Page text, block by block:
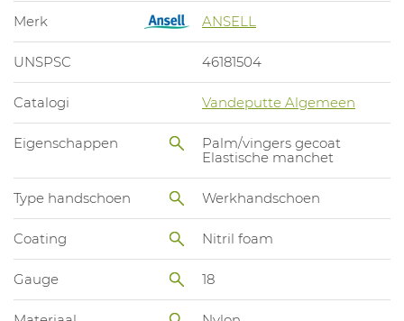
Merk ANSELL
UNSPSC 46181504
Catalogi Vandeputte Algemeen
Eigenschappen
Palm/vingers gecoat
Elastische manchet
Type handschoen Werkhandschoen
Coating Nitril foam
Gauge 18